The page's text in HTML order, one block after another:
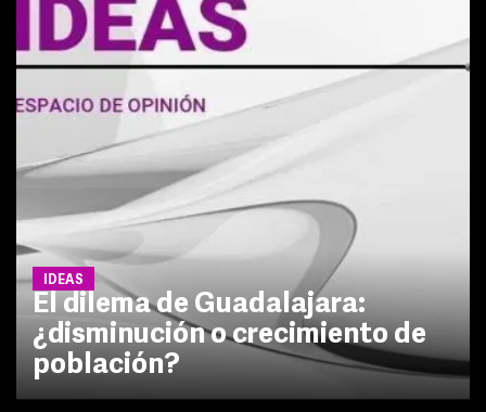
IDEAS
El dilema de Guadalajara:
¿disminución o crecimiento de
población?